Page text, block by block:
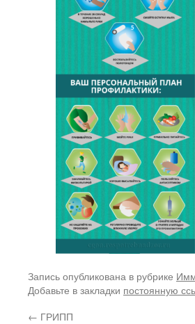
Запись опубликована в рубрике
Добавьте в закладки постоянную
← ГРИПП